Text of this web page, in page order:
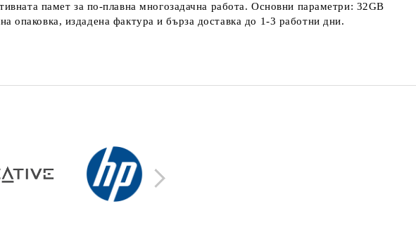
памет за по-плавна многозадачна работа. Основни параметри: 32GB
издадена фактура и бърза доставка до 1-3 работни дни.